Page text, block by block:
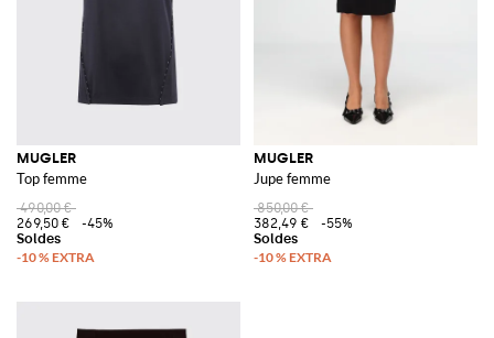
MUGLER
Top femme
490,00 €
269,50 €
-45%
MUGLER
Jupe femme
850,00 €
382,49 €
-55%